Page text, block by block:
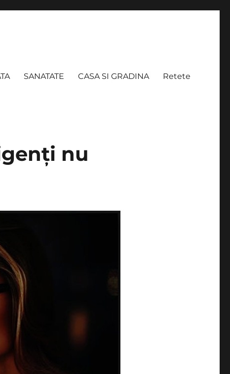
SANATATE CASA SI GRADINA Retete
nu